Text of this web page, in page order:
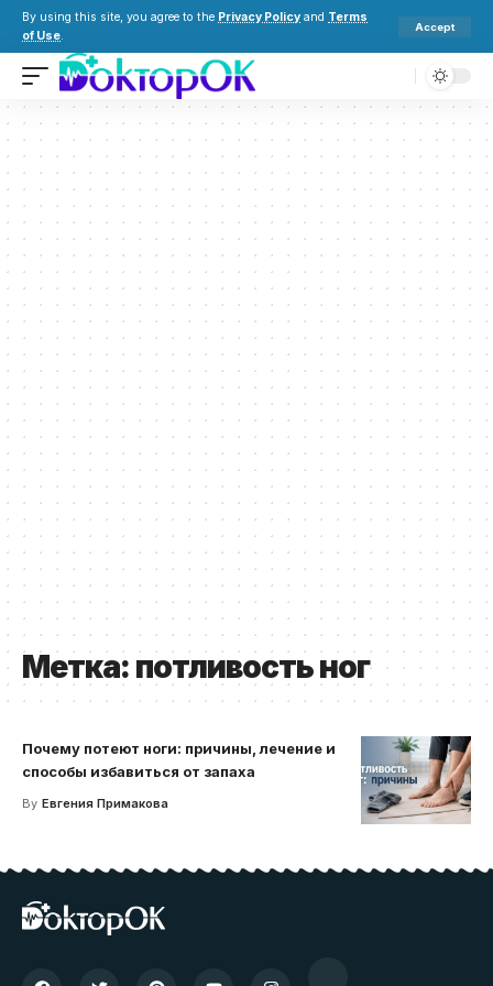
By using this site, you agree to the Privacy Policy and Terms
of Use.
Accept
Метка: потливость ног
Почему потеют ноги: причины, лечение и
способы избавиться от запаха
By Евгения Примакова